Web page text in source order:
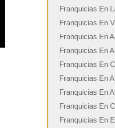
Franquicias En
Franquicias En
Franquicias En
Franquicias En
Franquicias En
Franquicias En
Franquicias En
Franquicias En
Franquicias En